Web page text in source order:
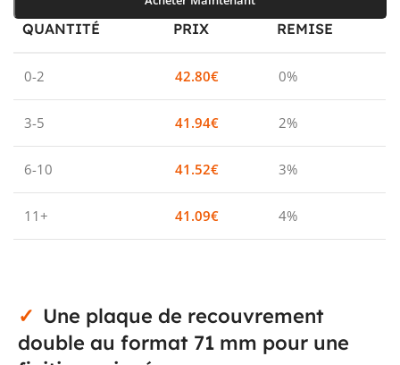
QUANTITÉ PRIX REMISE
0-2 42.80€ 0%
3-5 41.94€ 2%
6-10 41.52€ 3%
11+ 41.09€ 4%
Une plaque de recouvrement
double au format 71 mm pour une